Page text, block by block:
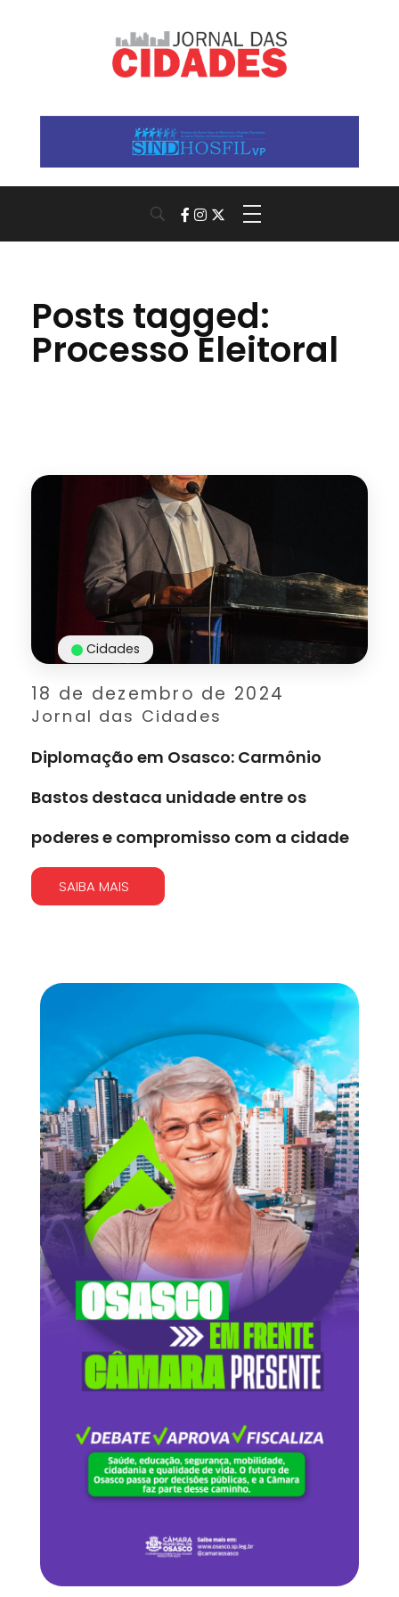
Posts tagged:
Processo Eleitoral
18 de dezembro de 2024
Jornal das Cidades
Cidades
Diplomação em Osasco: Carmônio
Bastos destaca unidade entre os
poderes e compromisso com a cidade
SAIBA MAIS